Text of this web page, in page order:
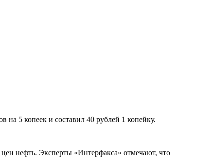
5 копеек и составил 40 рублей 1 копейку.
нефть. Эксперты «Интерфакса» отмечают, что